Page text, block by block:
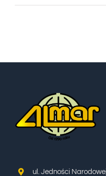
KONTAKT
ul. Jedności